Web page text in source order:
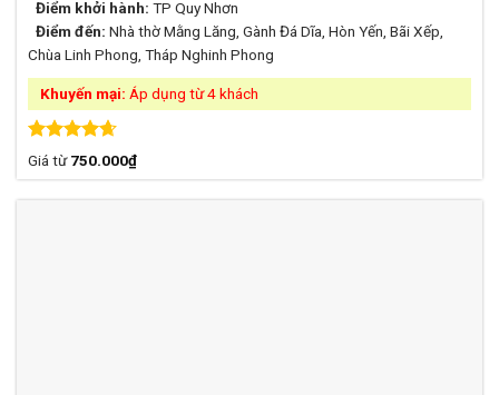
Điểm khởi hành: TP Quy Nhơn
Điểm đến: Nhà thờ Mằng Lăng, Gành Đá Dĩa, Hòn Yến, Bãi Xếp,
Chùa Linh Phong, Tháp Nghinh Phong
Khuyến mại: Áp dụng từ 4 khách
Được xếp
Giá từ750.000₫